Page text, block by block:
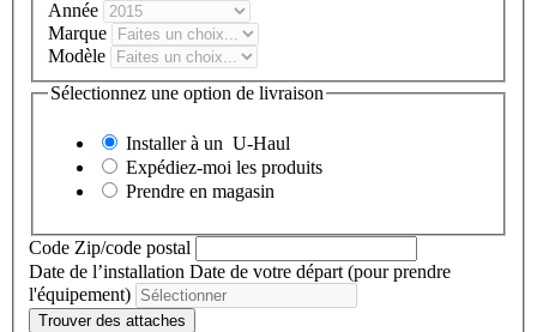
Année
Marque
Modèle
Sélectionnez une option de livraison
Installer à un U-Haul
Expédiez-moi les produits
Prendre en magasin
Code Zip/code postal
Date de l’installation Date de votre départ (pour prendre
l'équipement)
Trouver des attaches